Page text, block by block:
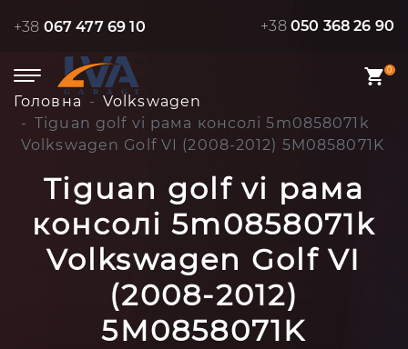
+38 067 477 69 10 +38 050 368 26 90
0
Головна
Volkswagen
Tiguan golf vi рама консолі 5m0858071k
Volkswagen Golf VI (2008-2012) 5M0858071K
Tiguan golf vi рама
консолі 5m0858071k
Volkswagen Golf VI
(2008-2012)
5M0858071K